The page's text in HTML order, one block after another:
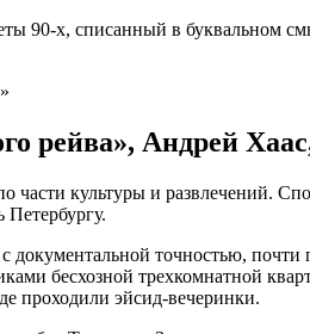
х, списанный в буквальном
рейва», Андрей
культуры и развлечений.
точностью,
бесхозной трехкомнатной
проходили эйсид-вечеринки.